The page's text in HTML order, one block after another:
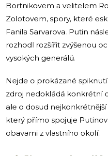
Bortnikovem a velitelem
Zolotovem, spory, které
Fanila Sarvarova. Putin
rozhodl rozšířit zvýšenou
vysokých generálů.
Nejde o prokázané
zdroj nedokládá konkrétní
ale o dosud
který přímo spojuje
obavami z vlastního okolí.